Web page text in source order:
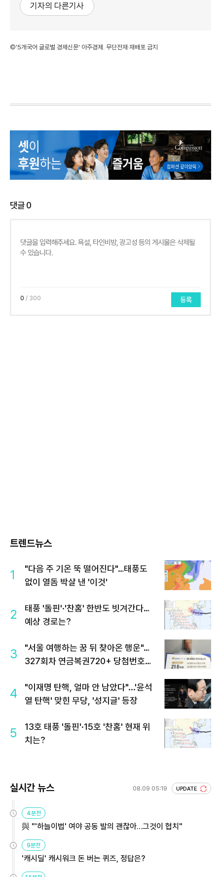
기자의 다른기사
©'5개국어 글로벌 경제신문' 아주경제. 무단전재·재배포 금지
댓글0
0 / 300 등록
트렌드뉴스
1
"다음 주 기온 뚝 떨어진다"…태풍도
없이 열돔 박살 낸 '이것'
2
태풍 '돌핀'·'찬홈' 한반도 빗겨간다…
예상 경로는?
3
"서울 여행하는 꿈 뒤 찾아온 행운"…
327회차 연금복권720+ 당첨번호조
4
"이재명 탄핵, 얼마 안 남았다"...'윤석
열 탄핵' 맞힌 무당, '성지글' 등장
5
13호 태풍 '돌핀'·15호 '찬홈' 현재 위
치는?
실시간 뉴스 08.09 05:19 UPDATE
4분전
與 "'하늘이법' 여야 공동 발의 괜찮아…그것이 협치"
9분전
'캐시딜' 캐시워크 돈 버는 퀴즈, 정답은?